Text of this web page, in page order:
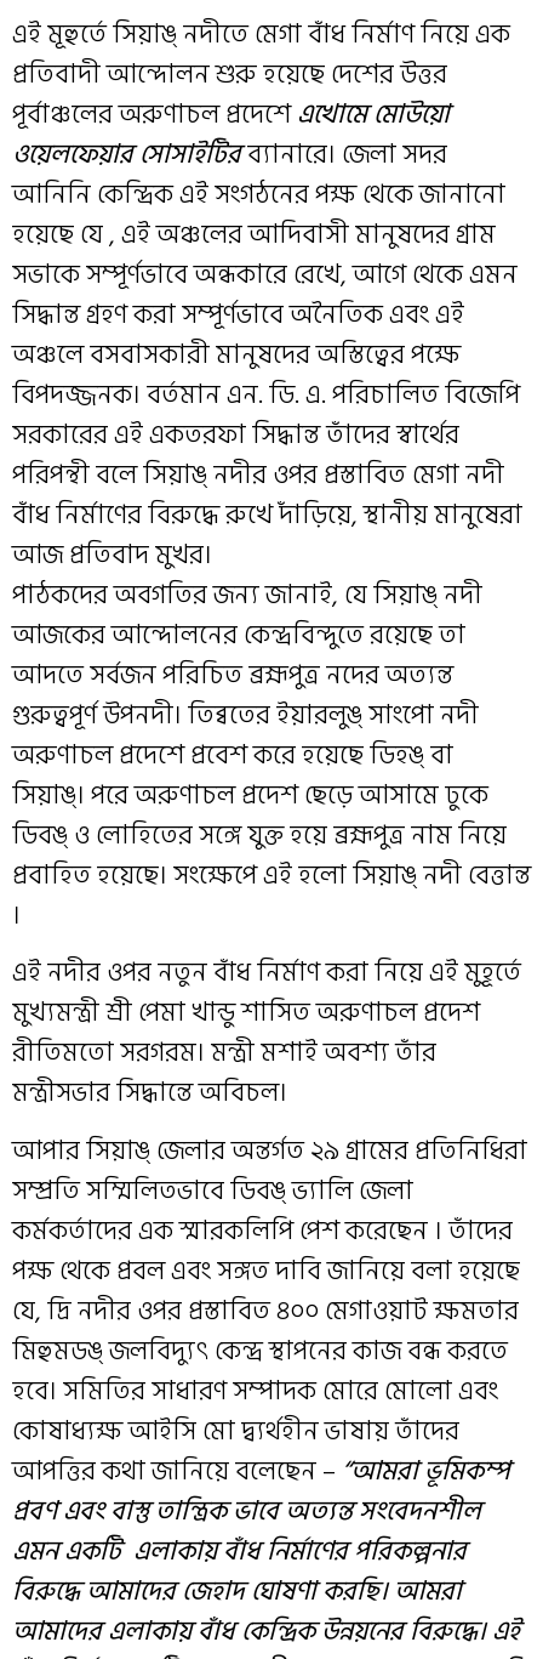
এই মূহুর্তে সিয়াঙ্ নদীতে মেগা বাঁধ নির্মাণ নিয়ে এক
প্রতিবাদী আন্দোলন শুরু হয়েছে দেশের উত্তর
পূর্বাঞ্চলের অরুণাচল প্রদেশেএখোমে মোউয়ো
ওয়েলফেয়ার সোসাইটিরব্যানারে। জেলা সদর
আনিনি কেন্দ্রিক এই সংগঠনের পক্ষ থেকে জানানো
হয়েছে যে , এই অঞ্চলের আদিবাসী মানুষদের গ্রাম
সভাকে সম্পূর্ণভাবে অন্ধকারে রেখে, আগে থেকে এমন
সিদ্ধান্ত গ্রহণ করা সম্পূর্ণভাবে অনৈতিক এবং এই
অঞ্চলে বসবাসকারী মানুষদের অস্তিত্বের পক্ষে
বিপদজ্জনক। বর্তমান এন. ডি. এ. পরিচালিত বিজেপি
সরকারের এই একতরফা সিদ্ধান্ত তাঁদের স্বার্থের
পরিপন্থী বলে সিয়াঙ্ নদীর ওপর প্রস্তাবিত মেগা নদী
বাঁধ নির্মাণের বিরুদ্ধে রুখে দাঁড়িয়ে, স্থানীয় মানুষেরা
আজ প্রতিবাদ মুখর।
পাঠকদের অবগতির জন্য জানাই, যে সিয়াঙ্ নদী
আজকের আন্দোলনের কেন্দ্রবিন্দুতে রয়েছে তা
আদতে সর্বজন পরিচিত ব্রহ্মপুত্র নদের অত্যন্ত
গুরুত্বপূর্ণ উপনদী। তিব্বতের ইয়ারলুঙ্ সাংপো নদী
অরুণাচল প্রদেশে প্রবেশ করে হয়েছে ডিহঙ্ বা
সিয়াঙ্। পরে অরুণাচল প্রদেশ ছেড়ে আসামে ঢুকে
ডিবঙ্ ও লোহিতের সঙ্গে যুক্ত হয়ে ব্রহ্মপুত্র নাম নিয়ে
প্রবাহিত হয়েছে। সংক্ষেপে এই হলো সিয়াঙ্ নদী বেত্তান্ত
।
এই নদীর ওপর নতুন বাঁধ নির্মাণ করা নিয়ে এই মুহূর্তে
মুখ্যমন্ত্রী শ্রী পেমা খান্ডু শাসিত অরুণাচল প্রদেশ
রীতিমতো সরগরম। মন্ত্রী মশাই অবশ্য তাঁর
মন্ত্রীসভার সিদ্ধান্তে অবিচল।
আপার সিয়াঙ্ জেলার অন্তর্গত ২৯ গ্রামের প্রতিনিধিরা
সম্প্রতি সম্মিলিতভাবে ডিবঙ্ ভ্যালি জেলা
কর্মকর্তাদের এক স্মারকলিপি পেশ করেছেন । তাঁদের
পক্ষ থেকে প্রবল এবং সঙ্গত দাবি জানিয়ে বলা হয়েছে
যে, দ্রি নদীর ওপর প্রস্তাবিত ৪০০ মেগাওয়াট ক্ষমতার
মিহুমডঙ্ জলবিদ্যুৎ কেন্দ্র স্থাপনের কাজ বন্ধ করতে
হবে। সমিতির সাধারণ সম্পাদক মোরে মোলো এবং
কোষাধ্যক্ষ আইসি মো দ্ব্যর্থহীন ভাষায় তাঁদের
আপত্তির কথা জানিয়ে বলেছেন – “আমরা ভূমিকম্প
প্রবণ এবং বাস্তু তান্ত্রিক ভাবে অত্যন্ত সংবেদনশীল
এমন একটি এলাকায় বাঁধ নির্মাণের পরিকল্পনার
বিরুদ্ধে আমাদের জেহাদ ঘোষণা করছি। আমরা
আমাদের এলাকায় বাঁধ কেন্দ্রিক উন্নয়নের বিরুদ্ধে।এই